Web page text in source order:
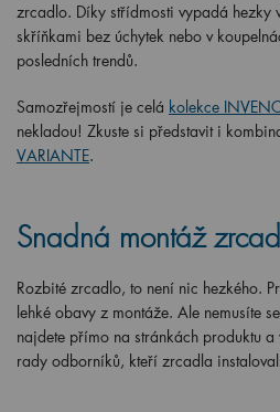
zrcadlo. Díky střídmosti vypadá hezky
skříňkami bez úchytek nebo v
posledních trendů.
Samozřejmostí je celá kolekce
nekladou! Zkuste si představit i
VARIANTE.
Snadná montáž
Rozbité zrcadlo, to není nic hezkého.
lehké obavy z montáže. Ale nemusíte
najdete přímo na stránkách produktu
rady odborníků, kteří zrcadla